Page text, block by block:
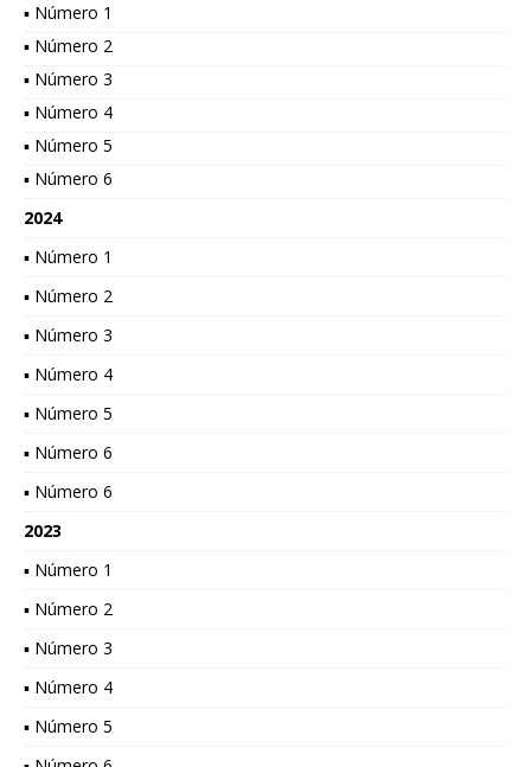
▪ Número 1
▪ Número 2
▪ Número 3
▪ Número 4
▪ Número 5
▪ Número 6
2024
▪ Número 1
▪ Número 2
▪ Número 3
▪ Número 4
▪ Número 5
▪ Número 6
▪ Número 6
2023
▪ Número 1
▪ Número 2
▪ Número 3
▪ Número 4
▪ Número 5